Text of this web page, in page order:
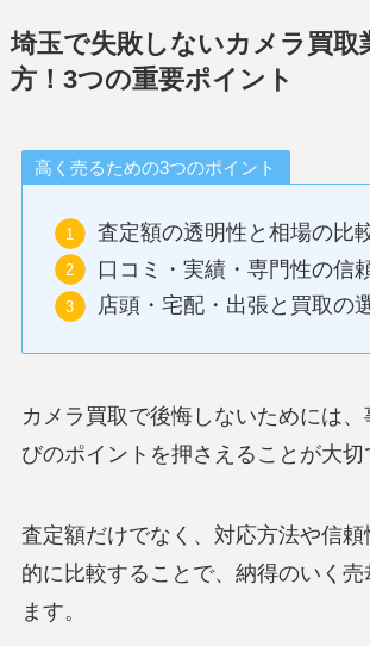
埼玉で失敗しないカメラ買取
方！3つの重要ポイント
高く売るための3つのポイント
査定額の透明性と相場の比
口コミ・実績・専門性の信
店頭・宅配・出張と買取の
カメラ買取で後悔しないためには、
びのポイントを押さえることが大切
査定額だけでなく、対応方法や信頼
的に比較することで、納得のいく売
ます。